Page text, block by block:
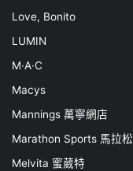
Love, Bonito
LUMIN
M·A·C
Macys
Mannings 萬寧網店
Marathon Sports 馬拉松
Melvita 蜜葳特